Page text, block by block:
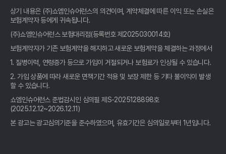
어린이보험 비교, OO세 우리 아이에게 딱 맞는 곳은? 전문가가 알
려주는 숨겨진 꿀팁!
내 아이 보험, "어린이보험비교사이트" 활용해 똑똑하게 가입하는
꿀팁
어린이보험 비교, 사이트 선택 전 '이것' 모르면 손해! 똑똑한 부모의
필수 체크리스트
2026년 어린이보험, 비교사이트 '진짜' 활용법: 꼼꼼 엄마들의 선택
상기 내용은 (주)쇼엠인슈어런스의 의견이며, 계약체결에 따른 이익 또는 손실은
보험계약자 등에게 귀속됩니다.
(주)쇼엠인슈어런스 보험대리점(등록번호 제2025030014호)
보험계약자가 기존 보험계약을 해지하고 새로운 보험계약을 체결하는 과정에서
1. 질병이력, 연령증가 등으로 가입이 거절되거나 보험료가 인상될 수 있습니다.
2. 가입 상품에 따라 새로운 면책기간 적용 및 보장 제한 등 기타 불이익이 발생
할 수 있습니다.
쇼엠인슈어런스 준법감시인 심의필 제S-2025128898호
(2025.12.12~2026.12.11)
본 광고는 광고심의기준을 준수하였으며, 유효기간은 심의일로부터 1년입니다.